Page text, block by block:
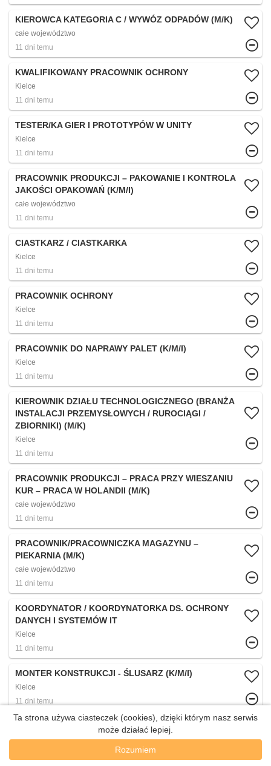
KIEROWCA KATEGORIA C / WYWÓZ ODPADÓW (M/K)
całe województwo
11 dni temu
KWALIFIKOWANY PRACOWNIK OCHRONY
Kielce
11 dni temu
TESTER/KA GIER I PROTOTYPÓW W UNITY
Kielce
11 dni temu
PRACOWNIK PRODUKCJI – PAKOWANIE I KONTROLA
JAKOŚCI OPAKOWAŃ (K/M/I)
całe województwo
11 dni temu
CIASTKARZ / CIASTKARKA
Kielce
11 dni temu
PRACOWNIK OCHRONY
Kielce
11 dni temu
PRACOWNIK DO NAPRAWY PALET (K/M/I)
Kielce
11 dni temu
KIEROWNIK DZIAŁU TECHNOLOGICZNEGO (BRANŻA
INSTALACJI PRZEMYSŁOWYCH / RUROCIĄGI /
ZBIORNIKI) (M/K)
Kielce
11 dni temu
PRACOWNIK PRODUKCJI – PRACA PRZY WIESZANIU
KUR – PRACA W HOLANDII (M/K)
całe województwo
11 dni temu
PRACOWNIK/PRACOWNICZKA MAGAZYNU –
PIEKARNIA (M/K)
całe województwo
11 dni temu
KOORDYNATOR / KOORDYNATORKA DS. OCHRONY
DANYCH I SYSTEMÓW IT
Kielce
11 dni temu
MONTER KONSTRUKCJI - ŚLUSARZ (K/M/I)
Kielce
11 dni temu
PRACOWNIK OCHRONY (K/M)
Kielce
Ta strona używa ciasteczek (cookies), dzięki którym nasz serwis
może działać lepiej.
Rozumiem